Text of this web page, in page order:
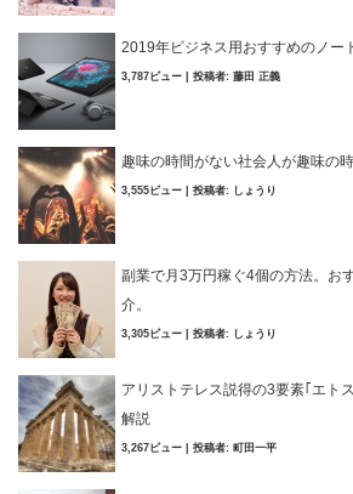
2019年ビジネス用おすすめのノー
3,787ビュー 投稿者: 藤田 正義
趣味の時間がない社会人が趣味の
3,555ビュー 投稿者: しょうり
副業で月3万円稼ぐ4個の方法。お
介。
3,305ビュー 投稿者: しょうり
アリストテレス説得の3要素｢エト
解説
3,267ビュー 投稿者: 町田一平